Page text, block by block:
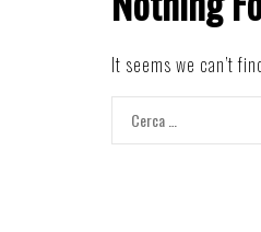
It seems we can’t
Ricerca
per: